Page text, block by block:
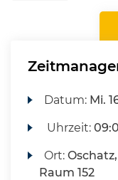
Datum: Mi.
Uhrzeit:
Ort:
Raum 152